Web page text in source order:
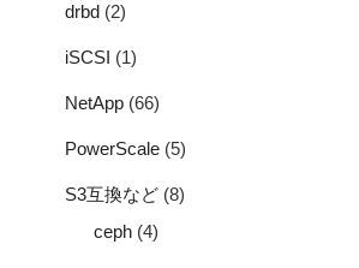
drbd (2)
iSCSI (1)
NetApp (66)
PowerScale (5)
S3互換など (8)
ceph (4)